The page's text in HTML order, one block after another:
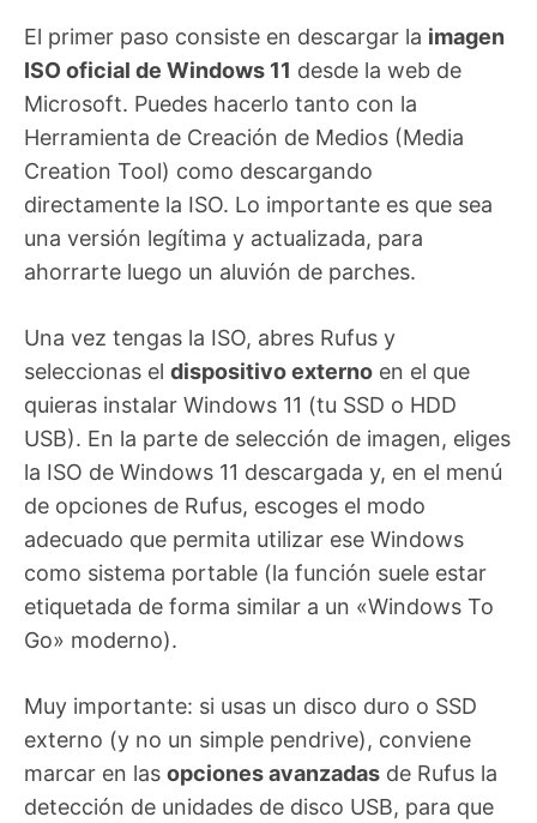
El primer paso consiste en descargar la imagen
ISO oficial de Windows 11 desde la web de
Microsoft. Puedes hacerlo tanto con la
Herramienta de Creación de Medios (Media
Creation Tool) como descargando
directamente la ISO. Lo importante es que sea
una versión legítima y actualizada, para
ahorrarte luego un aluvión de parches.
Una vez tengas la ISO, abres Rufus y
seleccionas el dispositivo externo en el que
quieras instalar Windows 11 (tu SSD o HDD
USB). En la parte de selección de imagen, eliges
la ISO de Windows 11 descargada y, en el menú
de opciones de Rufus, escoges el modo
adecuado que permita utilizar ese Windows
como sistema portable (la función suele estar
etiquetada de forma similar a un «Windows To
Go» moderno).
Muy importante: si usas un disco duro o SSD
externo (y no un simple pendrive), conviene
marcar en las opciones avanzadas de Rufus la
detección de unidades de disco USB, para que